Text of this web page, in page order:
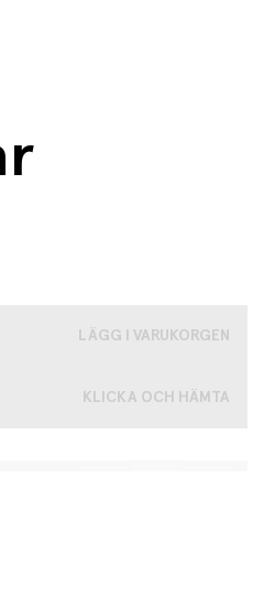
LÄGG I VARUKORGEN
KLICKA OCH HÄMTA